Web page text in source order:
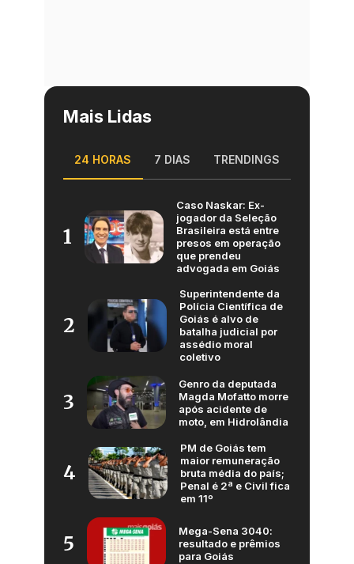
Mais Lidas
24 HORAS 7 DIAS TRENDINGS
1
Caso Naskar: Ex-
jogador da Seleção
Brasileira está entre
presos em operação
que prendeu
advogada em Goiás
2
Superintendente da
Polícia Científica de
Goiás é alvo de
batalha judicial por
assédio moral
coletivo
3
Genro da deputada
Magda Mofatto morre
após acidente de
moto, em Hidrolândia
4
PM de Goiás tem
maior remuneração
bruta média do país;
Penal é 2ª e Civil fica
em 11º
5
Mega-Sena 3040:
resultado e prêmios
para Goiás